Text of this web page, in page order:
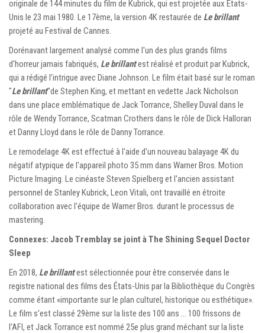
originale de 144 minutes du film de Kubrick, qui est projetée aux États-
Unis le 23 mai 1980. Le 17ème, la version 4K restaurée de Le brillant
projeté au Festival de Cannes.
Dorénavant largement analysé comme l'un des plus grands films
d'horreur jamais fabriqués, Le brillantest réalisé et produit par Kubrick,
qui a rédigé l’intrigue avec Diane Johnson. Le film était basé sur le roman
"Le brillant"de Stephen King, et mettant en vedette Jack Nicholson
dans une place emblématique de Jack Torrance, Shelley Duval dans le
rôle de Wendy Torrance, Scatman Crothers dans le rôle de Dick Halloran
et Danny Lloyd dans le rôle de Danny Torrance.
Le remodelage 4K est effectué à l'aide d'un nouveau balayage 4K du
négatif atypique de l'appareil photo 35 mm dans Warner Bros. Motion
Picture Imaging. Le cinéaste Steven Spielberg et l'ancien assistant
personnel de Stanley Kubrick, Leon Vitali, ont travaillé en étroite
collaboration avec l'équipe de Warner Bros. durant le processus de
mastering.
Connexes: Jacob Tremblay se joint à The Shining Sequel Doctor
Sleep
En 2018, Le brillantest sélectionnée pour être conservée dans le
registre national des films des États-Unis par la Bibliothèque du Congrès
comme étant «importante sur le plan culturel, historique ou esthétique».
Le film s'est classé 29ème sur la liste des 100 ans … 100 frissons de
l'AFI, et Jack Torrance est nommé 25e plus grand méchant sur la liste